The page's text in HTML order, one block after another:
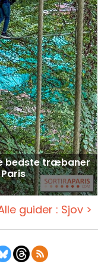
bedste træbaner
guider : Sjov >